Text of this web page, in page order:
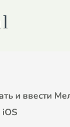
и ввести